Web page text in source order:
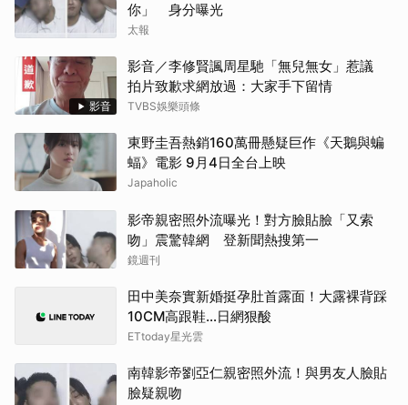
你」 身分曝光
太報
影音
影音／李修賢諷周星馳「無兒無女」惹議
拍片致歉求網放過：大家手下留情
TVBS娛樂頭條
東野圭吾熱銷160萬冊懸疑巨作《天鵝與蝙
蝠》電影 9月4日全台上映
Japaholic
影帝親密照外流曝光！對方臉貼臉「又索
吻」震驚韓網 登新聞熱搜第一
鏡週刊
田中美奈實新婚挺孕肚首露面！大露裸背踩
10CM高跟鞋…日網狠酸
ETtoday星光雲
南韓影帝劉亞仁親密照外流！與男友人臉貼
臉疑親吻